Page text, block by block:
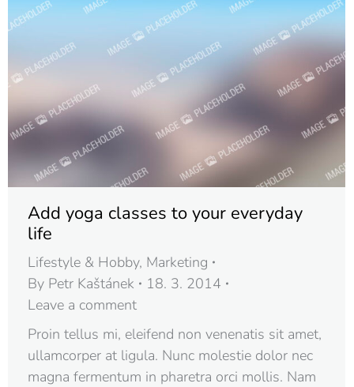
Add yoga classes to your everyday
life
Lifestyle & Hobby, Marketing
By Petr Kaštánek
18. 3. 2014
Leave a comment
Proin tellus mi, eleifend non venenatis sit amet,
ullamcorper at ligula. Nunc molestie dolor nec
magna fermentum in pharetra orci mollis. Nam